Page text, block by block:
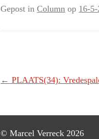
Gepost inColumn op 16-
Berichtnavigatie
← PLAATS(34):
© Marcel Verreck